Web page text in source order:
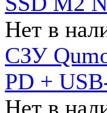
Нет в
СЗУ
PD +
Нет в